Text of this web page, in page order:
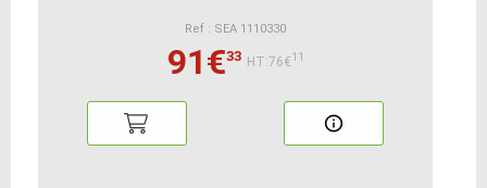
Ref : SEA 1110330
91€33 HT:76€11